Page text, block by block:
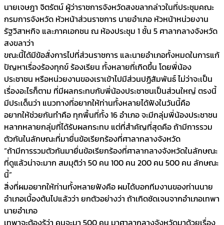
นายเจษฎา จิตรัตน์ ผู้ว่าราชการจังหวัดสงขลากล่าวในที่ประชุมคณะ
กรมการจังหวัด หัวหน้าส่วนราชการ นายอำเภอ หัวหน้าหน่วยงาน
รัฐวิสาหกิจ และภาคเอกชน ณ ห้องประชุม 1 ชั้น 5 ศาลากลางจังหวัด
สงขลาว่า
ขณะนี้ได้มีข้อสั่งการไปที่ส่วนราชการ และนายอำเภอทั้งหมดในการแก้
ปัญหาเรื่องร้องทุกข์ ร้องเรียน ทั้งหลายที่เกิดขึ้น โดยพี่น้อง
ประชาชน หรือหน่วยงานของเราเข้าไปมีส่วนปฏิสัมพันธ์ ไม่ว่าจะเป็น
เรื่องอะไรก็ตาม ที่มีผลกระทบกับพี่น้องประชาชนเป็นส่วนใหญ่ ตรงนี้
มีประเด็นว่า แนวทางที่อยากให้ท่านทั้งหลายได้ฟังในวันนี้คือ
อยากให้ช่วยกันทำคือ ทุกพื้นที่ทั้ง 16 อำเภอ จะมีกลุ่มพี่น้องประชาชน
หลากหลายกลุ่มที่ได้รับผลกระทบ แต่ที่สำคัญที่สุดคือ ถ้ามีการรวม
ตัวกันในลักษณะที่มายื่นข้อเรียกร้องที่ศาลากลางจังหวัด
“ถ้ามีการรวมตัวกันมายื่นข้อเรียกร้องที่ศาลากลางจังหวัดในลักษณะ
ที่ดูแล้วน่าจะมาก สมมุติว่า 50 คน 100 คน 200 คน 500 คน ลักษณะ
นี้”
สิ่งที่ผมอยากให้ท่านทั้งหลายฟังคือ ผมได้บอกทีมงานของท่านนาย
อำเภอเบื้องต้นไปแล้วว่า ยกตัวอย่างว่า ถ้าเกิดชัดเจนจากอำเภอเทพา
นายอำเภอ
เทพาจะต้องรู้ว่า คนจะมา 500 คน มาศาลากลางจังหวัดมาด้วยเรื่อง